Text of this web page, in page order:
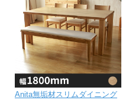
Anita無垢材スリムダイニング